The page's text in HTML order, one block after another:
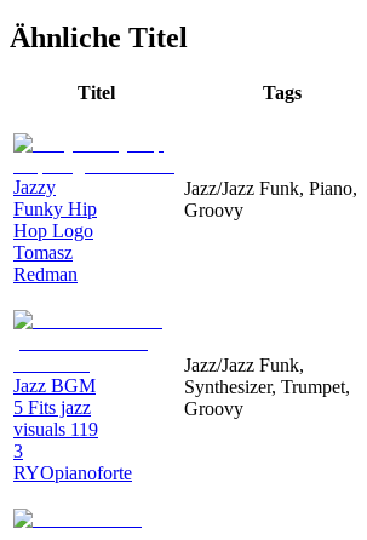
Ähnliche Titel
Titel Tags
Jazzy
Funky Hip
Hop Logo
Tomasz
Redman
Jazz/Jazz Funk, Piano,
Groovy
Jazz BGM
5 Fits jazz
visuals 119
3
RYOpianoforte
Jazz/Jazz Funk,
Synthesizer, Trumpet,
Groovy